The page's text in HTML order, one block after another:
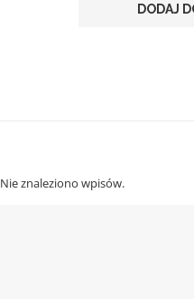
DODAJ
Nie znaleziono wpisów.